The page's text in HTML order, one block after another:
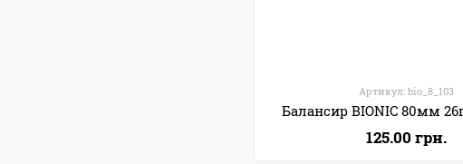
Артикул: bio_8_103
Балансир BIONIC 80мм
125.00 грн.